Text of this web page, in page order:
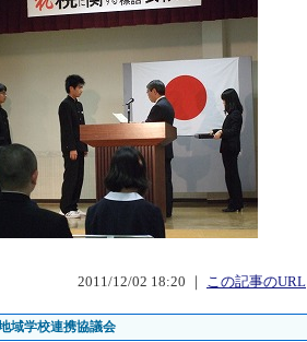
2011/12/02 18:20 ｜ この記事のURL
域学校連携協議会